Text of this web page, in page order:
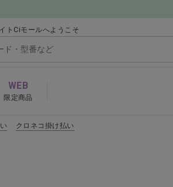
トCiモールへようこそ
WEB
限定商品
クロネコ掛け払い